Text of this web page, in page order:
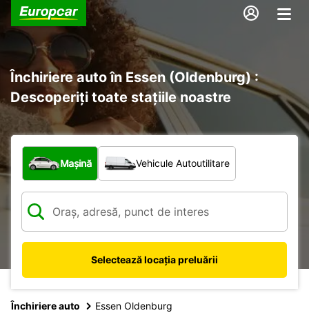
Închiriere auto în Essen (Oldenburg) :
Descoperiți toate stațiile noastre
Ce tip de vehicul?
Mașină Vehicule Autoutilitare
Selectează locația preluării
Închiriere auto Essen Oldenburg